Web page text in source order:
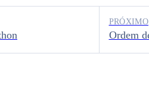
Ordem
PRÓXIMO